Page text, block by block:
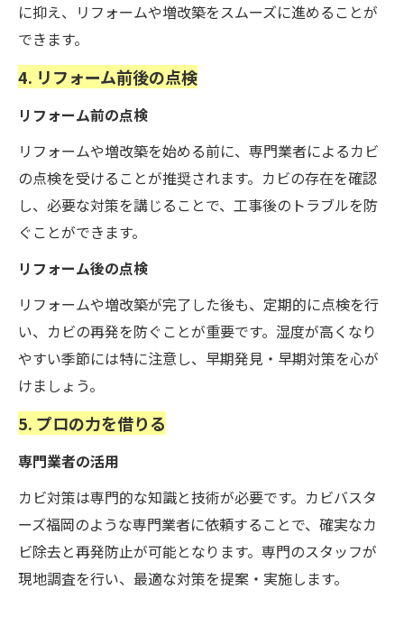
に抑え、リフォームや増改築をスムーズに進めることが
できます。
4. リフォーム前後の点検
リフォーム前の点検
リフォームや増改築を始める前に、専門業者によるカビ
の点検を受けることが推奨されます。カビの存在を確認
し、必要な対策を講じることで、工事後のトラブルを防
ぐことができます。
リフォーム後の点検
リフォームや増改築が完了した後も、定期的に点検を行
い、カビの再発を防ぐことが重要です。湿度が高くなり
やすい季節には特に注意し、早期発見・早期対策を心が
けましょう。
5. プロの力を借りる
専門業者の活用
カビ対策は専門的な知識と技術が必要です。カビバスタ
ーズ福岡のような専門業者に依頼することで、確実なカ
ビ除去と再発防止が可能となります。専門のスタッフが
現地調査を行い、最適な対策を提案・実施します。